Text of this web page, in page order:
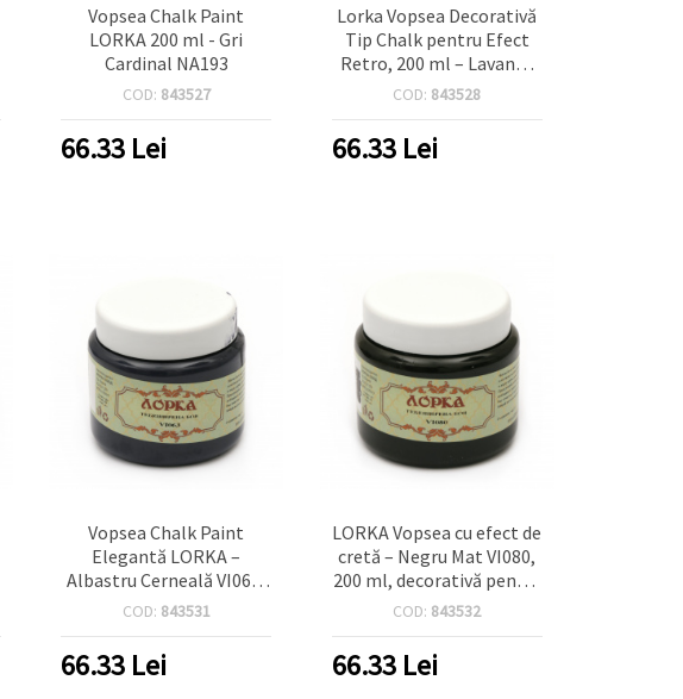
Vopsea Chalk Paint
LORKA 200 ml - Gri
Cardinal NA193
COD: 843527
66.33 Lei
Lorka Vopsea Decorativă
Tip Chalk pentru Efect
Retro, 200 ml – Lavandă
Rece CH292
COD: 843528
66.33Lei
Vopsea Chalk Paint
Elegantă LORKA –
Albastru Cerneală VI063,
200 ml – perfectă pentru
mobilierului, decorațiuni
pentru casă și proiecte
COD: 843531
66.33 Lei
LORKA Vopsea cu efect de
cretă – Negru Mat VI080,
200 ml, decorativă pentru
mobilă și lemn, artă &
COD: 843532
66.33Lei